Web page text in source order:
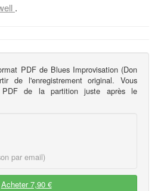
.
PDF de Blues Improvisation (Don
de l'enregistrement original. Vous
PDF de la partition juste après le
par email)
Acheter 7,90 €